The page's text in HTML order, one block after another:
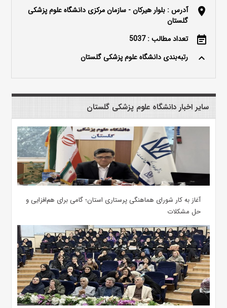
location_on
آدرس : بلوار هیرکان - سازمان مرکزی دانشگاه علوم پزشکی
گلستان
event_note تعداد مطالب : 5037
keyboard_arrow_up رتبه‌بندی دانشگاه علوم پزشکی گلستان
سایر اخبار دانشگاه علوم پزشکی گلستان
آغاز به کار شورای هماهنگی پرستاری استان؛ گامی برای هم‌افزایی و
حل مشکلات